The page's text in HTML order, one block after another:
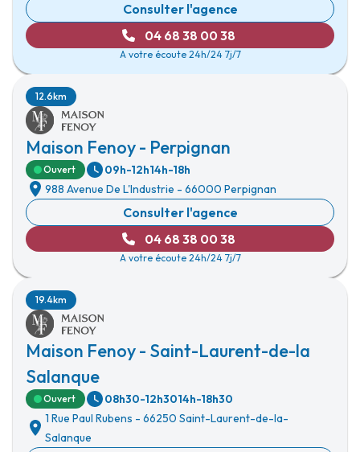
Consulter l'agence
04 68 38 00 38
A votre écoute 24h/24 7j/7
Maison Fenoy - Perpignan
12.6km
Ouvert 09h-12h14h-18h
988 Avenue De L'Industrie - 66000 Perpignan
Consulter l'agence
04 68 38 00 38
A votre écoute 24h/24 7j/7
Maison Fenoy - Saint-Laurent-de-la
Salanque
19.4km
Ouvert 08h30-12h3014h-18h30
1 Rue Paul Rubens - 66250 Saint-Laurent-de-la-
Salanque